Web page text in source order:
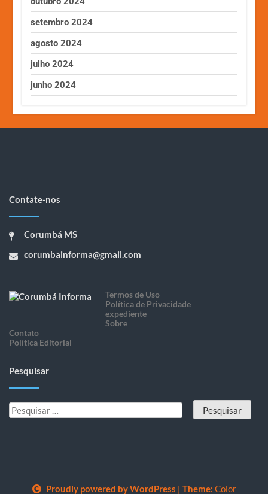
setembro 2024
agosto 2024
julho 2024
junho 2024
Contate-nos
Corumbá MS
corumbainforma@gmail.com
Termos de Uso
Política de Privacidade
expediente
Sobre
Contato
Política Editorial
Pesquisar
Proudly powered by WordPress | Theme: Color